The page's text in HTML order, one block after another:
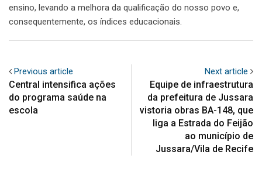
ensino, levando a melhora da qualificação do nosso povo e,
consequentemente, os índices educacionais.
Previous article
Central intensifica ações
do programa saúde na
escola
Next article
Equipe de infraestrutura
da prefeitura de Jussara
vistoria obras BA-148, que
liga a Estrada do Feijão
ao município de
Jussara/Vila de Recife